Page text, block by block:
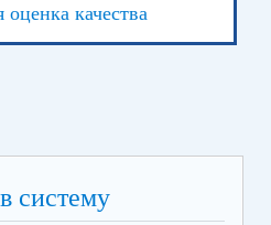
качества
систему